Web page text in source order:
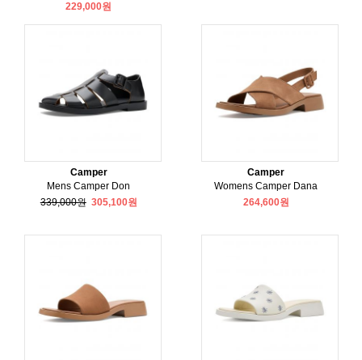
229,000원
Camper
Mens Camper Don
339,000원 305,100원
Camper
Womens Camper Dana
264,600원